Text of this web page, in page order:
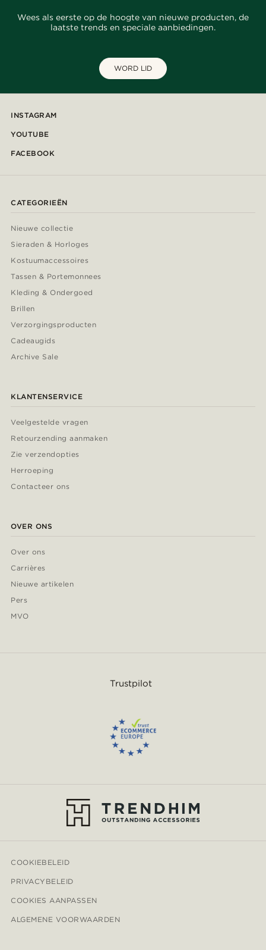
Wees als eerste op de hoogte van nieuwe producten, de
laatste trends en speciale aanbiedingen.
WORD LID
INSTAGRAM
YOUTUBE
FACEBOOK
CATEGORIEËN
Nieuwe collectie
Sieraden & Horloges
Kostuumaccessoires
Tassen & Portemonnees
Kleding & Ondergoed
Brillen
Verzorgingsproducten
Cadeaugids
Archive Sale
KLANTENSERVICE
Veelgestelde vragen
Retourzending aanmaken
Zie verzendopties
Herroeping
Contacteer ons
OVER ONS
Over ons
Carrières
Nieuwe artikelen
Pers
MVO
Trustpilot
COOKIEBELEID
PRIVACYBELEID
COOKIES AANPASSEN
ALGEMENE VOORWAARDEN